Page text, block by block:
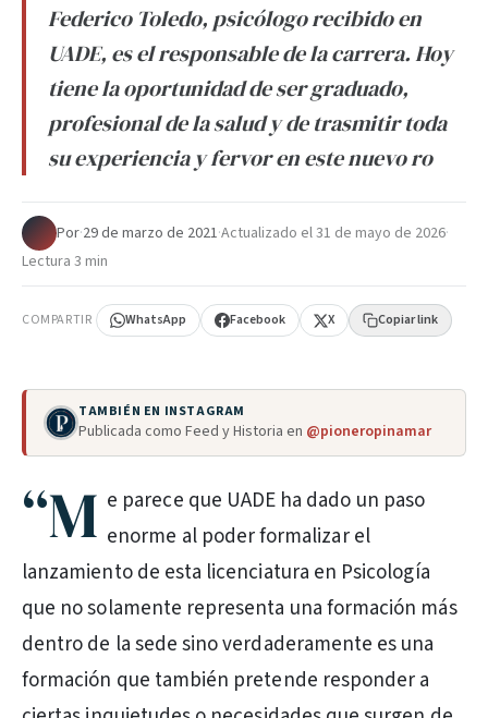
Federico Toledo, psicólogo recibido en
UADE, es el responsable de la carrera. Hoy
tiene la oportunidad de ser graduado,
profesional de la salud y de trasmitir toda
su experiencia y fervor en este nuevo ro
Por·29 de marzo de 2021·Actualizado el31 de mayo de 2026·
Lectura 3 min
COMPARTIR WhatsApp Facebook X Copiar link
TAMBIÉN EN INSTAGRAM
Publicada como Feed y Historia en @pioneropinamar
“M e parece que UADE ha dado un paso
enorme al poder formalizar el
lanzamiento de esta licenciatura en Psicología
que no solamente representa una formación más
dentro de la sede sino verdaderamente es una
formación que también pretende responder a